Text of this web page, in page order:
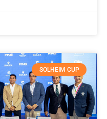
SOLHEIM CUP